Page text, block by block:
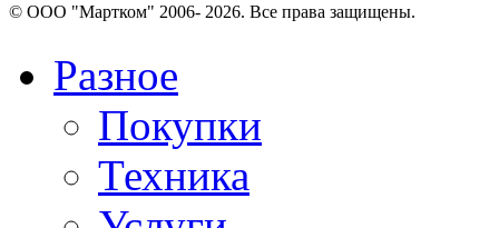
© OOO "Мартком" 2006- 2026. Все права защищены.
Разное
Покупки
Техника